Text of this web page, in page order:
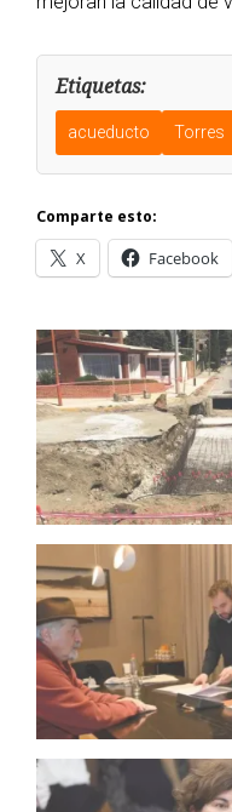
Etiquetas:
acueducto Torres
Comparte esto:
X Facebook